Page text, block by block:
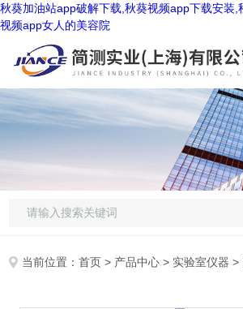
秋葵加油站app破解下载,秋葵视频app下载安装,
视频app女人的美容院
当前位置：首页 > 产品中心 > 实验室仪器 >